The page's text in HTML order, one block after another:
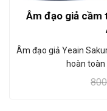
Âm đạo giả cầm
Âm đạo giả Yeain
hoàn toàn